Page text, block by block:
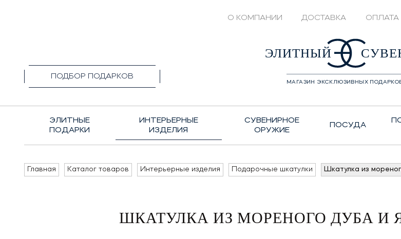
О КОМПАНИИ ДОСТАВКА ОПЛАТА
ПОДБОР ПОДАРКОВ
+7(495)1428208ЭЛИТНЫЙ
МАГАЗИН ЭКСКЛЮЗИВНЫХ
ЭЛИТНЫЕ
ПОДАРКИ
ИНТЕРЬЕРНЫЕ
ИЗДЕЛИЯ
СУВЕНИРНОЕ
ОРУЖИЕ
ПОСУДА
Главная Каталог товаров Интерьерные изделия Подарочные шкатулки Шкатулка из
ШКАТУЛКА ИЗ МОРЕНОГО ДУБА И